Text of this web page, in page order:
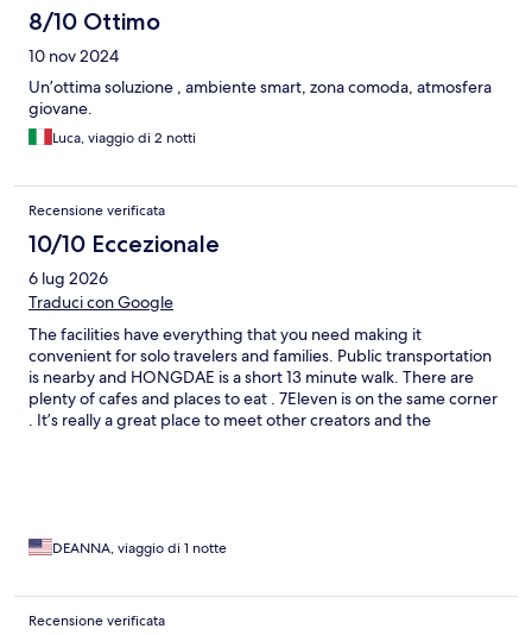
8/10 Ottimo
10 nov 2024
Un’ottima soluzione , ambiente smart, zona comoda, atmosfera
giovane.
Luca, viaggio di 2 notti
Recensione verificata
10/10 Eccezionale
6 lug 2026
Traduci con Google
The facilities have everything that you need making it
convenient for solo travelers and families. Public transportation
is nearby and HONGDAE is a short 13 minute walk. There are
plenty of cafes and places to eat . 7Eleven is on the same corner
. It’s really a great place to meet other creators and the
DEANNA, viaggio di 1 notte
Recensione verificata